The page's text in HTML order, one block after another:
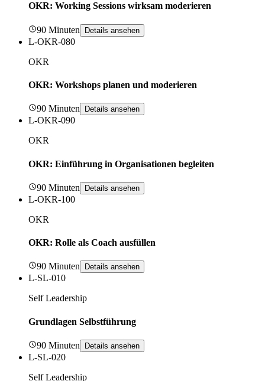
OKR: Working Sessions wirksam moderieren
90 Minuten Details ansehen
L-OKR-080
OKR
OKR: Workshops planen und moderieren
90 Minuten Details ansehen
L-OKR-090
OKR
OKR: Einführung in Organisationen begleiten
90 Minuten Details ansehen
L-OKR-100
OKR
OKR: Rolle als Coach ausfüllen
90 Minuten Details ansehen
L-SL-010
Self Leadership
Grundlagen Selbstführung
90 Minuten Details ansehen
L-SL-020
Self Leadership